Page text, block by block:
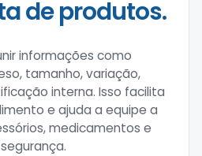
de produtos.
informações como
tamanho, variação,
interna. Isso facilita
e ajuda a equipe a
medicamentos e